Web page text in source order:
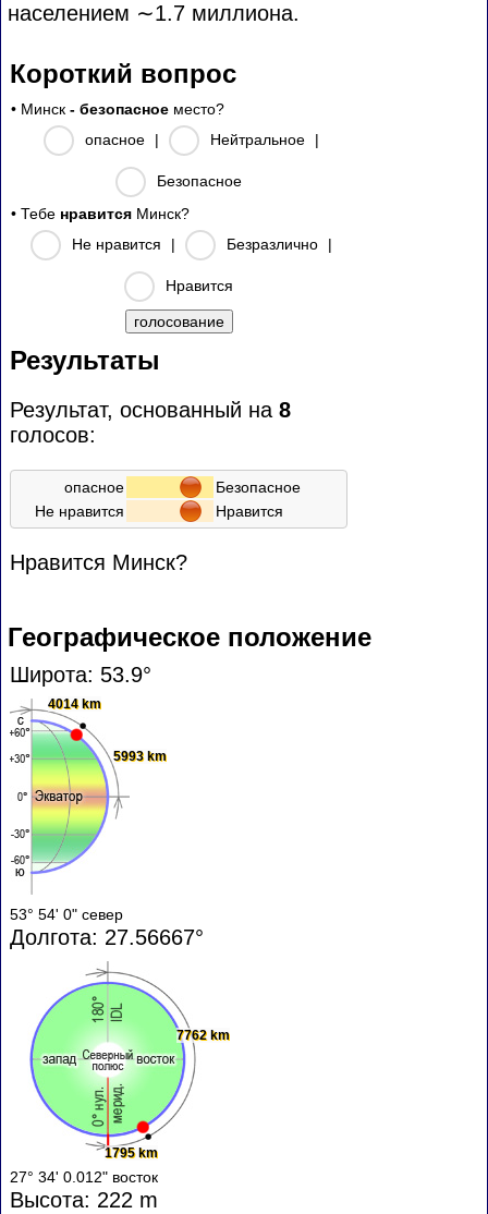
населением ∼1.7 миллиона.
Короткий вопрос
• Минск - безопасное место?
опасное
| Нейтральное |
Безопасное
• Тебе нравится Минск?
Не нравится
| Безразлично |
Нравится
Результаты
Результат, основанный на 8
голосов:
опасное
Безопасное
Не нравится
Нравится
Нравится Минск?
Географическое положение
Широта: 53.9°
4014 km
5993 km
53° 54' 0" север
Долгота: 27.56667°
1795 km
7762 km
27° 34' 0.012" восток
Высота: 222 m